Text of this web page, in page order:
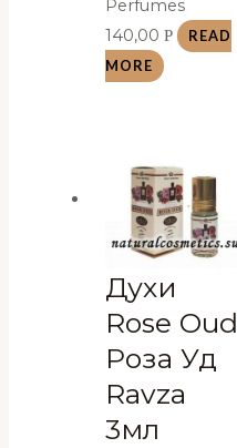
Perfumes
140,00Р
READ
MORE
Духи
Rose Oud
Роза Уд
Ravza
3мл